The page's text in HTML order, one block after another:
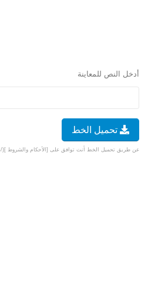
أدخل النص للمعاينة
تحميل الخط
عن طريق تحميل الخط أنت توافق على [الأحكام والشروط ](/terms-and-conditions).